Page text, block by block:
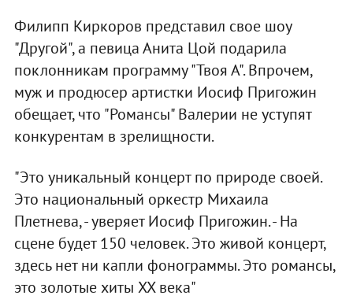
Филипп Киркоров представил свое шоу
"Другой", а певица Анита Цой подарила
поклонникам программу "Твоя А". Впрочем,
муж и продюсер артистки Иосиф Пригожин
обещает, что "Романсы" Валерии не уступят
конкурентам в зрелищности.
"Это уникальный концерт по природе своей.
Это национальный оркестр Михаила
Плетнева, - уверяет Иосиф Пригожин. - На
сцене будет 150 человек. Это живой концерт,
здесь нет ни капли фонограммы. Это романсы,
это золотые хиты XX века"